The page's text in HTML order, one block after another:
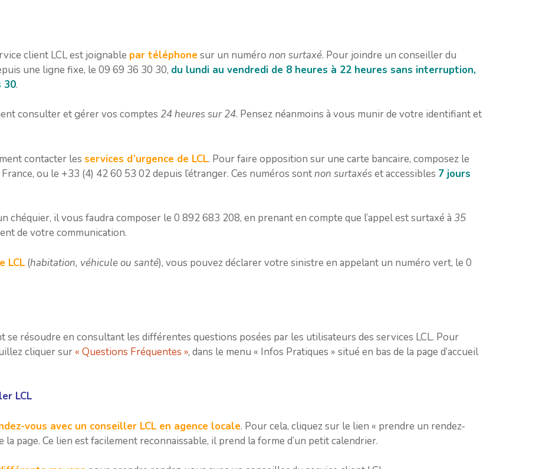
client LCL est joignable par téléphone sur un numéro non surtaxé. Pour joindre un conseiller du
une ligne fixe, le 09 69 36 30 30, du lundi au vendredi de 8 heures à 22 heures sans interruption,
30.
consulter et gérer vos comptes 24 heures sur 24. Pensez néanmoins à vous munir de votre identifiant et
contacter les services d’urgence de LCL. Pour faire opposition sur une carte bancaire, composez le
ou le +33 (4) 42 60 53 02 depuis l’étranger. Ces numéros sontnon surtaxéset accessibles 7 jours
chéquier, il vous faudra composer le 0 892 683 208, en prenant en compte que l’appel est surtaxé à 35
de votre communication.
LCL (habitation, véhicule ou santé), vous pouvez déclarer votre sinistre en appelant un numéro vert, le 0
résoudre en consultant les différentes questions posées par les utilisateurs des services LCL. Pour
cliquer sur « Questions Fréquentes », dans le menu « Infos Pratiques » situé en bas de la page d’accueil
LCL
vous avec un conseiller LCL en agence locale. Pour cela, cliquez sur le lien « prendre un rendez-
page. Ce lien est facilement reconnaissable, il prend la forme d’un petit calendrier.